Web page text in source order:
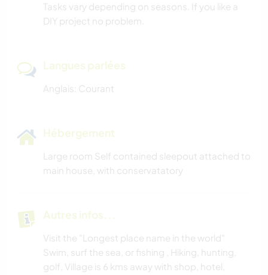
NATURE
CAMPING
RANDONNÉE
PLAGE
Tasks vary depending on seasons. If you like a
DIY project no problem.
Langues parlées
Anglais: Courant
Hébergement
Large room Self contained sleepout attached to
main house, with conservatatory
Autres infos...
Visit the "Longest place name in the world"
Swim, surf the sea, or fishing , Hiking, hunting,
golf, Village is 6 kms away with shop, hotel,